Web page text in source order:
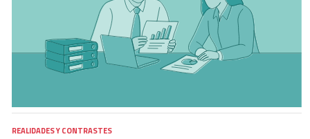
REALIDADES Y CONTRASTES